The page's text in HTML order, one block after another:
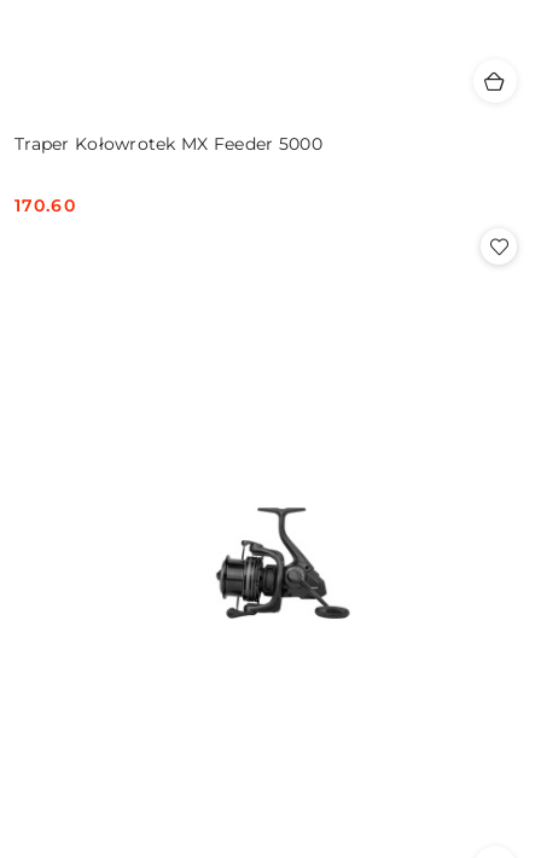
Traper Kołowrotek MX Feeder 5000
Cena:
170.60